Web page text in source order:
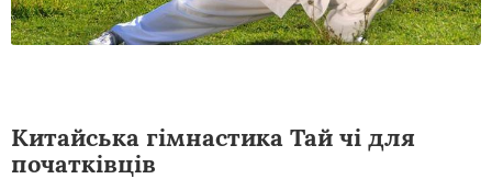
Китайська гімнастика Тай чі для
початківців